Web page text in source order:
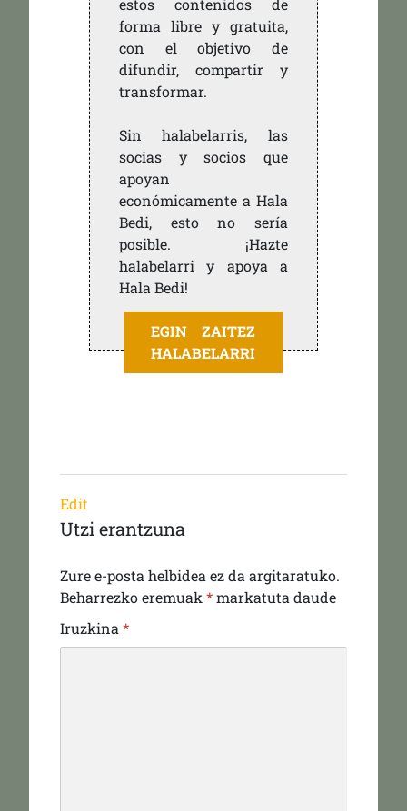
estos contenidos de
forma libre y gratuita,
con el objetivo de
difundir, compartir y
transformar.
Sin halabelarris, las
socias y socios que
apoyan
económicamente a Hala
Bedi, esto no sería
posible. ¡Hazte
halabelarri y apoya a
Hala Bedi!
EGIN ZAITEZ
HALABELARRI
Edit
Utzi erantzuna
Zure e-posta helbidea ez da argitaratuko.
Beharrezko eremuak *markatuta daude
Iruzkina *